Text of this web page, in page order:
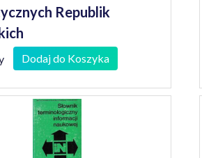
Republik
Dodaj do Koszyka